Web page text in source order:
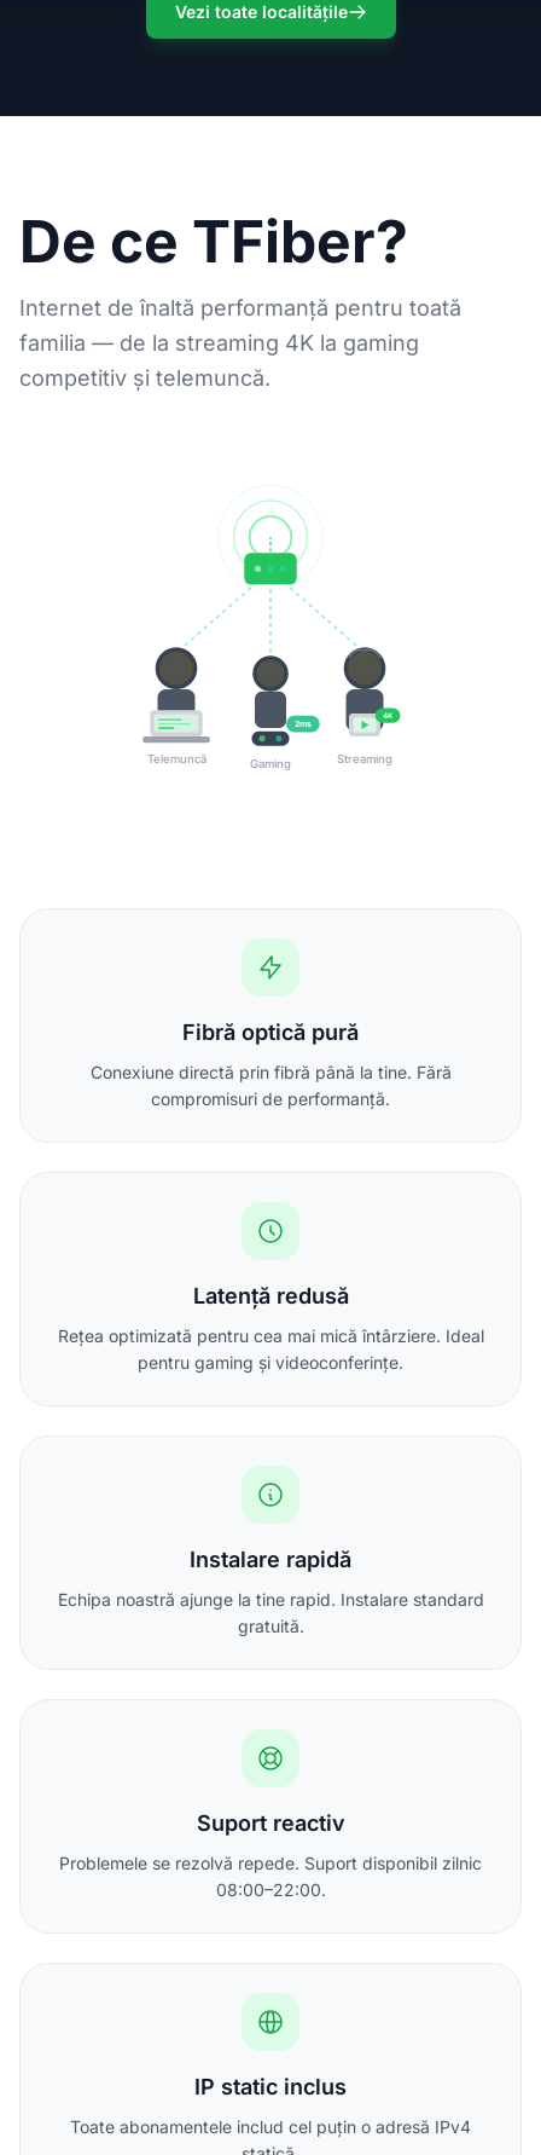
Vezi toate localitățile
De ce TFiber?
Internet de înaltă performanță pentru toată
familia — de la streaming 4K la gaming
competitiv și telemuncă.
Telemuncă
2ms
Gaming
4K
Streaming
Fibră optică pură
Conexiune directă prin fibră până la tine. Fără
compromisuri de performanță.
Latență redusă
Rețea optimizată pentru cea mai mică întârziere. Ideal
pentru gaming și videoconferințe.
Instalare rapidă
Echipa noastră ajunge la tine rapid. Instalare standard
gratuită.
Suport reactiv
Problemele se rezolvă repede. Suport disponibil zilnic
08:00–22:00.
IP static inclus
Toate abonamentele includ cel puțin o adresă IPv4